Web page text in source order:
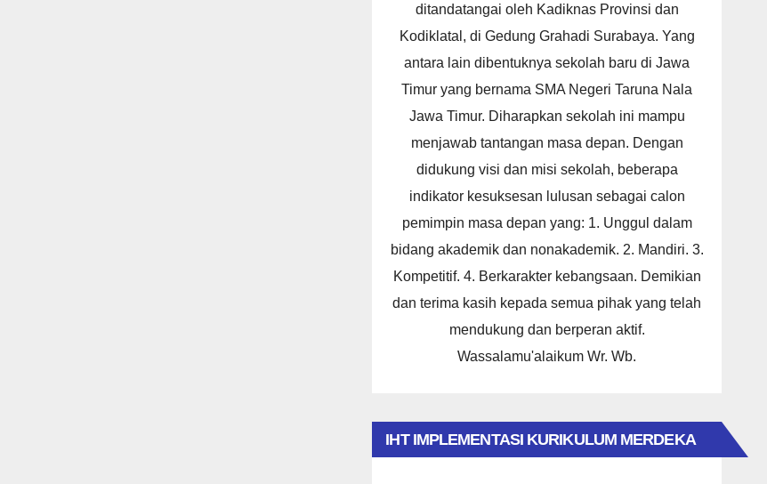
ditandatangai oleh Kadiknas Provinsi dan
Kodiklatal, di Gedung Grahadi Surabaya. Yang
antara lain dibentuknya sekolah baru di Jawa
Timur yang bernama SMA Negeri Taruna Nala
Jawa Timur. Diharapkan sekolah ini mampu
menjawab tantangan masa depan. Dengan
didukung visi dan misi sekolah, beberapa
indikator kesuksesan lulusan sebagai calon
pemimpin masa depan yang: 1. Unggul dalam
bidang akademik dan nonakademik. 2. Mandiri. 3.
Kompetitif. 4. Berkarakter kebangsaan. Demikian
dan terima kasih kepada semua pihak yang telah
mendukung dan berperan aktif.
Wassalamu'alaikum Wr. Wb.
IHT IMPLEMENTASI KURIKULUM MERDEKA